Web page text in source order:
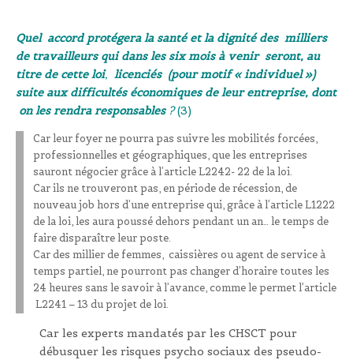
Quel accord protégera la santé et la dignité des milliers
de travailleurs qui dans les six mois à venir seront, au
titre de cette loi, licenciés (pour motif « individuel »)
suite aux difficultés économiques de leur entreprise, dont
on les rendra responsables ?(3)
Car leur foyer ne pourra pas suivre les mobilités forcées,
professionnelles et géographiques, que les entreprises
sauront négocier grâce à l’article L2242- 22 de la loi.
Car ils ne trouveront pas, en période de récession, de
nouveau job hors d’une entreprise qui, grâce à l’article L1222
de la loi, les aura poussé dehors pendant un an… le temps de
faire disparaître leur poste.
Car des millier de femmes, caissières ou agent de service à
temps partiel, ne pourront pas changer d’horaire toutes les
24 heures sans le savoir à l’avance, comme le permet l’article
L2241 – 13 du projet de loi.
Car les experts mandatés par les CHSCT pour
débusquer les risques psycho sociaux des pseudo-